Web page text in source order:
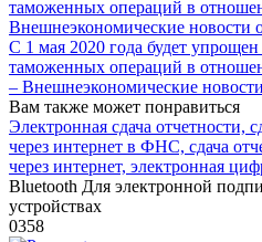
C 1 мая 2020 года будет
таможенных операций в
– Внешнеэкономические
Вам также может понравиться
Электронная сдача отчетности,
через интернет в ФНС, сдача
через интернет, электронная
Bluetooth Для электронной
устройствах
0358